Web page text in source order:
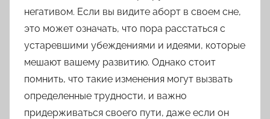
негативом. Если вы видите аборт в своем сне,
это может означать, что пора расстаться с
устаревшими убеждениями и идеями, которые
мешают вашему развитию. Однако стоит
помнить, что такие изменения могут вызвать
определенные трудности, и важно
придерживаться своего пути, даже если он